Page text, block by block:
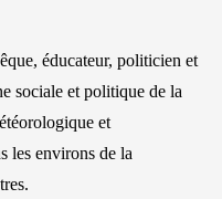
éducateur, politicien et
sociale et politique de la
et
les environs de la